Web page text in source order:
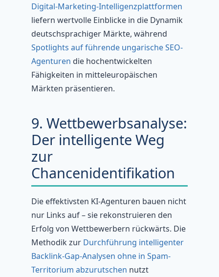
Digital-Marketing-Intelligenzplattformen
liefern wertvolle Einblicke in die Dynamik
deutschsprachiger Märkte, während
Spotlights auf führende ungarische SEO-
Agenturen die hochentwickelten
Fähigkeiten in mitteleuropäischen
Märkten präsentieren.
9. Wettbewerbsanalyse:
Der intelligente Weg
zur
Chancenidentifikation
Die effektivsten KI-Agenturen bauen nicht
nur Links auf – sie rekonstruieren den
Erfolg von Wettbewerbern rückwärts. Die
Methodik zur Durchführung intelligenter
Backlink-Gap-Analysen ohne in Spam-
Territorium abzurutschen nutzt